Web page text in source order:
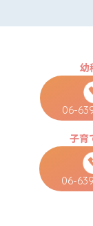
幼
06-
子育
06-